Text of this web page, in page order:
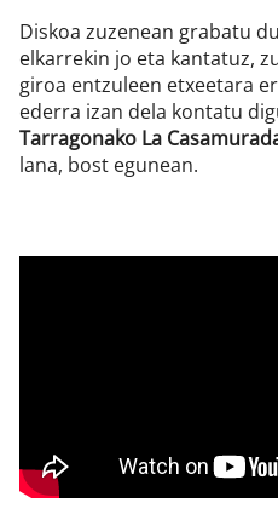
Diskoa zuzenean grabatu
elkarrekin jo eta kantatuz,
giroa entzuleen etxeetara
ederra izan dela kontatu
Tarragonako La
lana, bost egunean.